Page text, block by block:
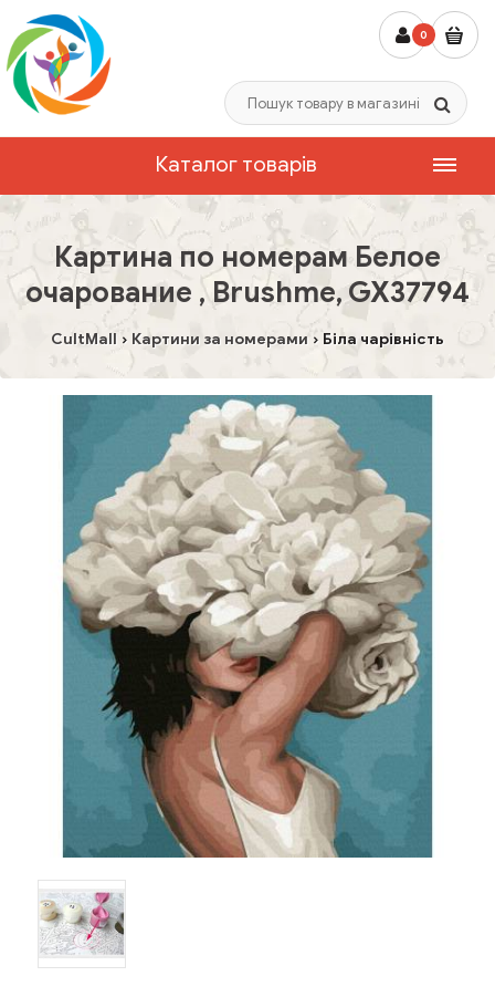
0
Каталог товарів
Картина по номерам Белое
очарование , Brushme, GX37794
CultMall Картини за номерами Біла чарівність